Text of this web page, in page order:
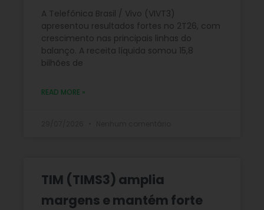
A Telefônica Brasil / Vivo (VIVT3)
apresentou resultados fortes no 2T26, com
crescimento nas principais linhas do
balanço. A receita líquida somou 15,8
bilhões de
READ MORE »
TIM (TIMS3) amplia
margens e mantém forte